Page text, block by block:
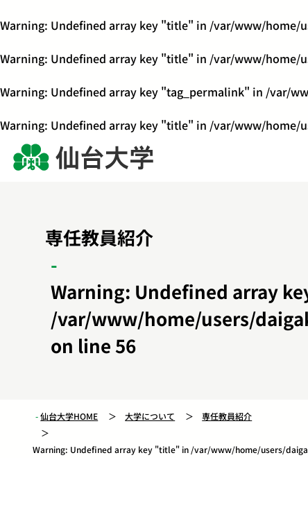
Warning: Undefined array key "title" in /var/www/home/
Warning: Undefined array key "title" in /var/www/home/
Warning: Undefined array key "tag_permalink" in /var/
Warning: Undefined array key "title" in /var/www/home/
専任教員紹介
Warning: Undefined array
/var/www/home/users/
on line56
仙台大学HOME 大学について 専任教員紹介
Warning: Undefined array key "title" in /var/www/home/users/